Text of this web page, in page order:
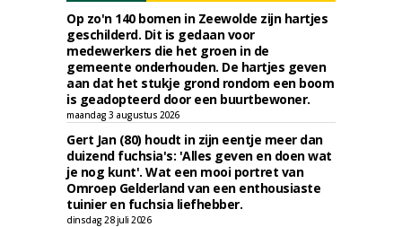
Op zo'n 140 bomen in Zeewolde zijn hartjes
geschilderd. Dit is gedaan voor
medewerkers die het groen in de
gemeente onderhouden. De hartjes geven
aan dat het stukje grond rondom een boom
is geadopteerd door een buurtbewoner.
maandag 3 augustus 2026
Gert Jan (80) houdt in zijn eentje meer dan
duizend fuchsia's: 'Alles geven en doen wat
je nog kunt'. Wat een mooi portret van
Omroep Gelderland van een enthousiaste
tuinier en fuchsia liefhebber.
dinsdag 28 juli 2026